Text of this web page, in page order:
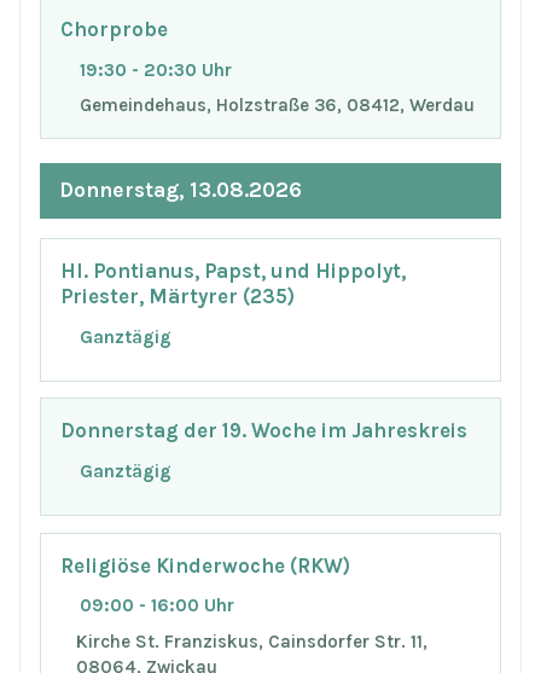
Chorprobe
19:30 - 20:30 Uhr
Gemeindehaus, Holzstraße 36, 08412, Werdau
Donnerstag, 13.08.2026
Hl. Pontianus, Papst, und Hippolyt,
Priester, Märtyrer (235)
Ganztägig
Donnerstag der 19. Woche im Jahreskreis
Ganztägig
Religiöse Kinderwoche (RKW)
09:00 - 16:00 Uhr
Kirche St. Franziskus, Cainsdorfer Str. 11,
08064, Zwickau